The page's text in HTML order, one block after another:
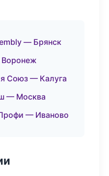
— Брянск
Союз — Калуга
— Москва
— Иваново